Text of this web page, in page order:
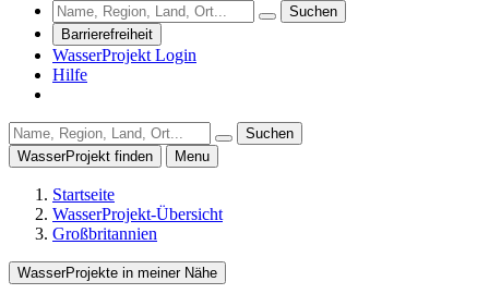
Suchen
Barrierefreiheit
WasserProjekt Login
Hilfe
Suchen
WasserProjekt finden
Menu
Startseite
WasserProjekt-Übersicht
Großbritannien
WasserProjekte in meiner Nähe